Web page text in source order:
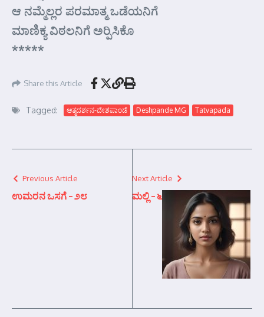
ಆ ನಮ್ಮೆಲ್ಲರ ಪರಮಾತ್ಮ ಒಡೆಯನಿಗೆ
ಮಾಣಿಕ್ಯ ವಿಠಲನಿಗೆ ಅರ್‍ಪಿಸಿಕೊ
*****
Share this Article
Tagged: ಆತ್ಮದರ್ಶನ-ದೇಶಪಾಂಡೆ Deshpande MG Tatvapada
Previous Article
ಉಮರನ ಒಸಗೆ – ೨೮
Next Article
ಮಲ್ಲಿ – ೬